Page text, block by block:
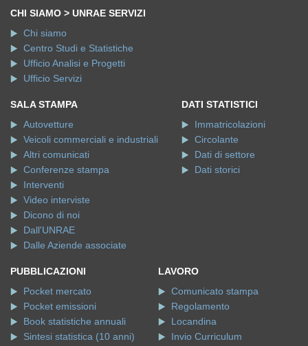
CHI SIAMO > UNRAE SERVIZI
Chi siamo
Centro Studi e Statistiche
Ufficio Analisi e Progetti
Ufficio Servizi
SALA STAMPA
Autovetture
Veicoli commerciali e industriali
Altri comunicati
Conferenze stampa
Interventi
Video interviste
Dicono di noi
Dall'UNRAE
Dalle Aziende associate
DATI STATISTICI
Immatricolazioni
Circolante
Dati di settore
Dati storici
PUBBLICAZIONI
Pocket mercato
Pocket emissioni
Book statistiche annuali
Sintesi statistica (10 anni)
LAVORO
Comunicato stampa
Regolamento
Locandina
Invio Curriculum